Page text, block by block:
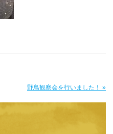
野鳥観察会を行いました！ »